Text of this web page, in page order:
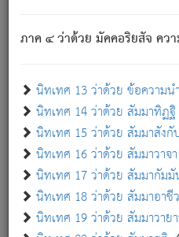
ภาค ๔ ว่าด้วย มัคคอริยสัจ คว
นิทเทศ 13 ว่าด้วย ข้อความน
นิทเทศ 14 ว่าด้วย สัมมาทิฏฐิ
นิทเทศ 15 ว่าด้วย สัมมาสังกั
นิทเทศ 16 ว่าด้วย สัมมาวาจา
นิทเทศ 17 ว่าด้วย สัมมากัม
นิทเทศ 18 ว่าด้วย สัมมาอาชี
นิทเทศ 19 ว่าด้วย สัมมาวาย
เกี่ยวกับธรรมโฆษณ์ออนไลน์
แม้ระบบ "ธรรมโฆษณ์ออนไลน์" พยา
ผู้ศึกษาก็พึงตรวจสอบกับตัวเล่มหนัง
ก่อนนำข้อมูลไปใช้ในการอ้างอิง"
เกี่ยวกับอัตถจารี|เกี่ยวกับการพัฒนา
หนังสือที่เกี่ยวข้อง